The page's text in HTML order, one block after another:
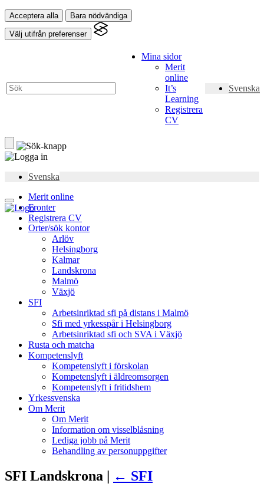
Acceptera alla Bara nödvändiga
Välj utifrån preferenser
Mina sidor
Merit
online
It’s
Learning
Registrera
CV
Svenska
Svenska
Merit online
Fronter
Registrera CV
Orter/sök kontor
Arlöv
Helsingborg
Kalmar
Landskrona
Malmö
Växjö
SFI
Arbetsinriktad sfi på distans i Malmö
Sfi med yrkesspår i Helsingborg
Arbetsinriktad sfi och SVA i Växjö
Rusta och matcha
Kompetenslyft
Kompetenslyft i förskolan
Kompetenslyft i äldreomsorgen
Kompetenslyft i fritidshem
Yrkessvenska
Om Merit
Om Merit
Information om visselblåsning
Lediga jobb på Merit
Behandling av personuppgifter
SFI Landskrona | ← SFI